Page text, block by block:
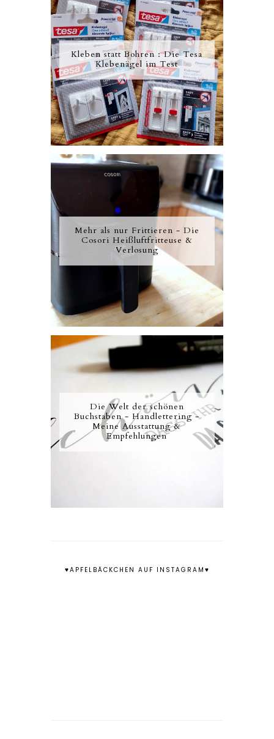
Kleben statt Bohren : Die Tesa
Klebenägel im Test
Mehr als nur Frittieren - Die
Cosori Heißluftfritteuse &
Verlosung
Die Welt der schönen
Buchstaben - Handlettering -
Meine Ausstattung &
Empfehlungen
♥APFELBÄCKCHEN AUF INSTAGRAM♥